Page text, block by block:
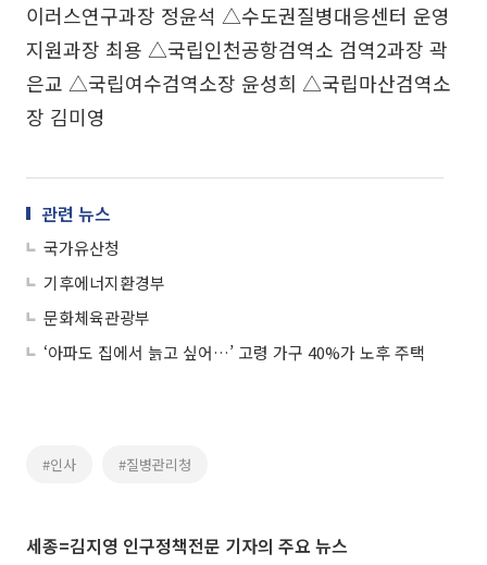
이러스연구과장 정윤석 △수도권질병대응센터 운영
지원과장 최용 △국립인천공항검역소 검역2과장 곽
은교 △국립여수검역소장 윤성희 △국립마산검역소
장 김미영
관련 뉴스
국가유산청
기후에너지환경부
문화체육관광부
‘아파도 집에서 늙고 싶어…’ 고령 가구 40%가 노후 주택
#인사 #질병관리청
세종=김지영 인구정책전문 기자의 주요 뉴스